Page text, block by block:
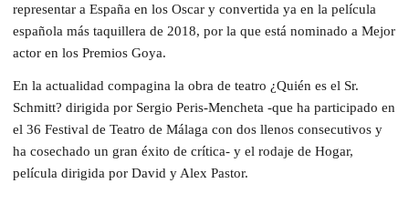
representar a España en los Oscar y convertida ya en la película
española más taquillera de 2018, por la que está nominado a Mejor
actor en los Premios Goya.
En la actualidad compagina la obra de teatro ¿Quién es el Sr.
Schmitt? dirigida por Sergio Peris-Mencheta -que ha participado en
el 36 Festival de Teatro de Málaga con dos llenos consecutivos y
ha cosechado un gran éxito de crítica- y el rodaje de Hogar,
película dirigida por David y Alex Pastor.